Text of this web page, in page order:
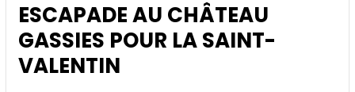
ESCAPADE AU CHÂTEAU
GASSIES POUR LA SAINT-
VALENTIN